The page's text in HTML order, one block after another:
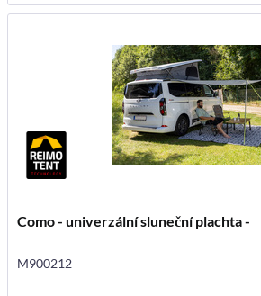
Como - univerzální sluneční plachta -
M900212